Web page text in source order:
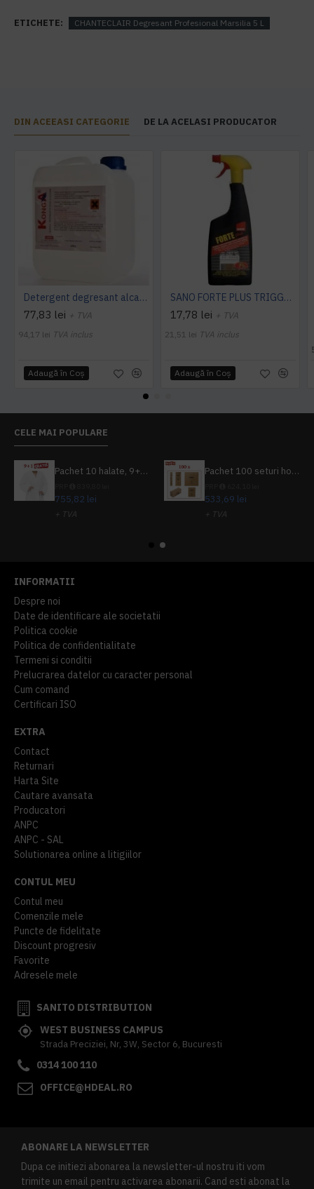
ETICHETE: CHANTECLAIR Degresant Profesional Marsilia 5 L
DIN ACEEASI CATEGORIE DE LA ACELASI PRODUCATOR
Detergent degresant alcalin Cuptor si Plita, 5 L, Konga
77,83 lei + TVA
94,17 lei TVA inclus
Adaugă în Coş
SANO FORTE PLUS TRIGGER, 750ml, detergent arsuri, grasimi
17,78 lei + TVA
21,51 lei TVA inclus
Adaugă în Coş
CELE MAI POPULARE
Pachet 10 halate, 9+1 gratuit
755,82 lei
+ TVA
Pachet 100 seturi hoteliere, set dentar, set barbierit, casca de dus, pila unghii, set cusut
533,69 lei
+ TVA
INFORMATII
Despre noi
Date de identificare ale societatii
Politica cookie
Politica de confidentialitate
Termeni si conditii
Prelucrarea datelor cu caracter personal
Cum comand
Certificari ISO
EXTRA
Contact
Returnari
Harta Site
Cautare avansata
Producatori
ANPC
ANPC - SAL
Solutionarea online a litigiilor
CONTUL MEU
Contul meu
Comenzile mele
Puncte de fidelitate
Discount progresiv
Favorite
Adresele mele
SANITO DISTRIBUTION
WEST BUSINESS CAMPUS
Strada Preciziei, Nr, 3W, Sector 6, Bucuresti
0314 100 110
OFFICE@HDEAL.RO
ABONARE LA NEWSLETTER
Dupa ce initiezi abonarea la newsletter-ul nostru iti vom
trimite un email pentru activarea abonarii. Cand esti abonat la